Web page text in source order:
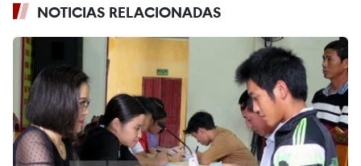
NOTICIAS RELACIONADAS